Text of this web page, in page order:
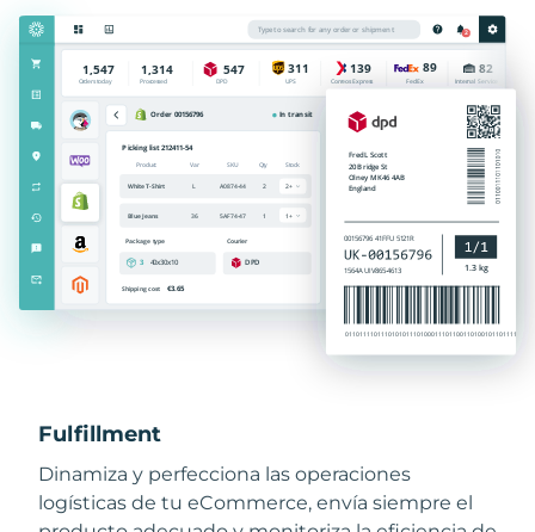
Fulfillment
Dinamiza y perfecciona las operaciones
logísticas de tu eCommerce, envía siempre el